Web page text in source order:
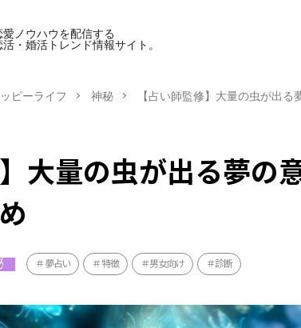
愛ノウハウを配信する
活・婚活トレンド情報サイト。
ピーライフ 神秘 【占い師監修】大量の虫が出
】大量の虫が出る夢の
夢占い 特徴 男女向け 診断